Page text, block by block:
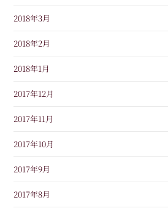
2018年3月
2018年2月
2018年1月
2017年12月
2017年11月
2017年10月
2017年9月
2017年8月